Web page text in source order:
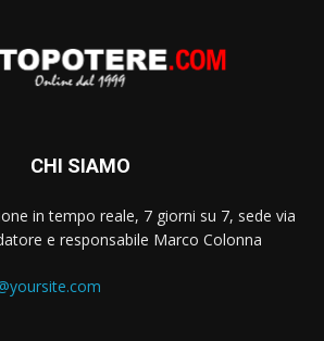
CHI SIAMO
in tempo reale, 7 giorni su 7, sede via
e responsabile Marco Colonna